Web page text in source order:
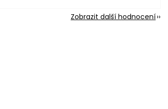
Zobrazit další hodnocení